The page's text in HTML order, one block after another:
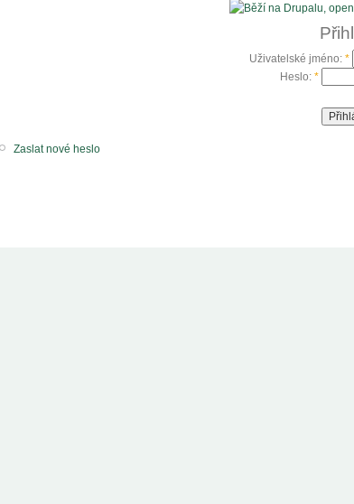
Uživatelské jméno: *
Heslo: *
Zaslat nové heslo